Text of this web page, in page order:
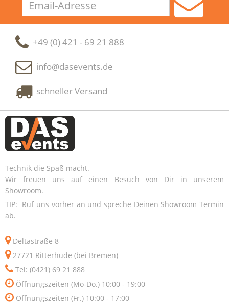
Adresse
+49 (0) 421 - 69 21 888
info@dasevents.de
schneller Versand
Technik die Spaß macht.
Wir freuen uns auf einen Besuch von Dir in unserem
Showroom.
TIP: Ruf uns vorher an und spreche Deinen Showroom Termin
ab.
Deltastraße 8
27721 Ritterhude (bei Bremen)
Tel: (0421) 69 21 888
Öffnungszeiten (Mo-Do.) 10:00 - 19:00
Öffnungszeiten (Fr.) 10:00 - 17:00